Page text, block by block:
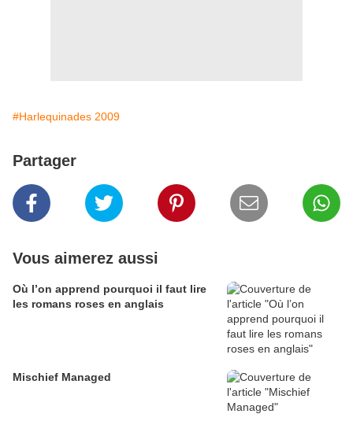
#Harlequinades 2009
Partager
Vous aimerez aussi
Où l’on apprend pourquoi il faut lire
les romans roses en anglais
Mischief Managed